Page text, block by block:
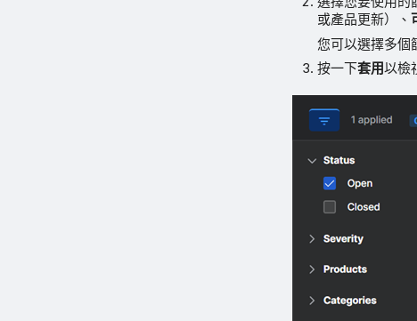
或產品更新）、
您可以選擇多個
按一下套用以檢